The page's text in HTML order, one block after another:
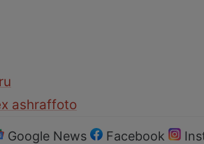
ashraffoto
Google News Facebook